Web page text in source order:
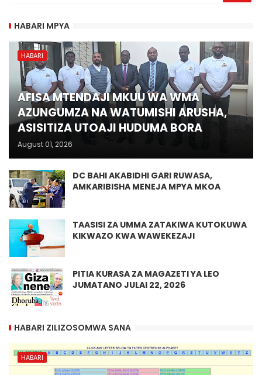
HABARI MPYA
HABARI
AFISA MTENDAJI MKUU WA WMA
AZUNGUMZA NA WATUMISHI ARUSHA,
ASISITIZA UTOAJI HUDUMA BORA
August 01, 2026
DC BAHI AKABIDHI GARI RUWASA,
AMKARIBISHA MENEJA MPYA MKOA
TAASISI ZA UMMA ZATAKIWA KUTOKUWA
KIKWAZO KWA WAWEKEZAJI
PITIA KURASA ZA MAGAZETI YA LEO
JUMATANO JULAI 22, 2026
HABARI ZILIZOSOMWA SANA
HABARI